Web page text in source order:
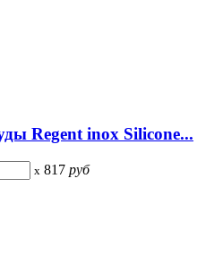
Regent inox Silicone...
x 817 руб